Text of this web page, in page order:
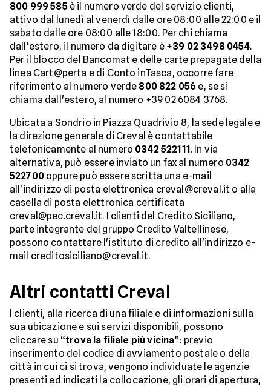
800 999 585è il numero verde del servizio clienti,
attivo dal lunedì al venerdì dalle ore 08:00 alle 22:00 e il
sabato dalle ore 08:00 alle 18:00. Per chi chiama
dall'estero, il numero da digitare è +39 02 3498 0454.
Per il blocco del Bancomat e delle carte prepagate della
linea Cart@perta e di Conto inTasca, occorre fare
riferimento al numero verde 800 822 056 e, se si
chiama dall'estero, al numero +39 02 6084 3768.
Ubicata a Sondrio in Piazza Quadrivio 8, la sede legale e
la direzione generale di Creval è contattabile
telefonicamente al numero 0342 522111. In via
alternativa, può essere inviato un fax al numero 0342
522700oppure può essere scritta una e-mail
all'indirizzo di posta elettronica creval@creval.it o alla
casella di posta elettronica certificata
creval@pec.creval.it. I clienti del Credito Siciliano,
parte integrante del gruppo Credito Valtellinese,
possono contattare l'istituto di credito all'indirizzo e-
mail creditosiciliano@creval.it.
Altri contatti Creval
I clienti, alla ricerca di una filiale e di informazioni sulla
sua ubicazione e sui servizi disponibili, possono
cliccare su “trova la filiale più vicina”: previo
inserimento del codice di avviamento postale o della
città in cui ci si trova, vengono individuate le agenzie
presenti ed indicati la collocazione, gli orari di apertura,